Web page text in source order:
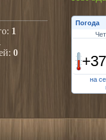
1
0
Погода
на